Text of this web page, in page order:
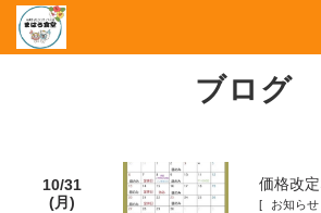
ブログ
10/31
(月)
価格改
[ お知ら